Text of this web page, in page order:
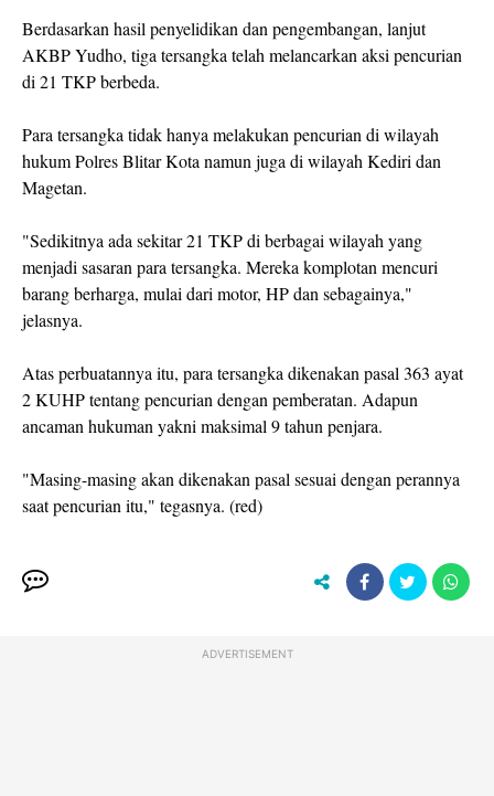
Berdasarkan hasil penyelidikan dan pengembangan, lanjut
AKBP Yudho, tiga tersangka telah melancarkan aksi pencurian
di 21 TKP berbeda.
Para tersangka tidak hanya melakukan pencurian di wilayah
hukum Polres Blitar Kota namun juga di wilayah Kediri dan
Magetan.
"Sedikitnya ada sekitar 21 TKP di berbagai wilayah yang
menjadi sasaran para tersangka. Mereka komplotan mencuri
barang berharga, mulai dari motor, HP dan sebagainya,"
jelasnya.
Atas perbuatannya itu, para tersangka dikenakan pasal 363 ayat
2 KUHP tentang pencurian dengan pemberatan. Adapun
ancaman hukuman yakni maksimal 9 tahun penjara.
"Masing-masing akan dikenakan pasal sesuai dengan perannya
saat pencurian itu," tegasnya. (red)
ADVERTISEMENT